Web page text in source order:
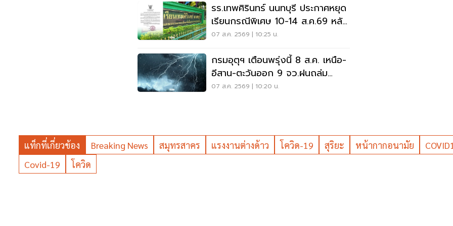
รร.เทพศิรินทร์ นนทบุรี ประกาศหยุด
เรียนกรณีพิเศษ 10-14 ส.ค.69 หลัง
เหตุกราดยิง
07 ส.ค. 2569 | 10:25 น.
กรมอุตุฯ เตือนพรุ่งนี้ 8 ส.ค. เหนือ-
อีสาน-ตะวันออก 9 จว.ฝนถล่ม
ระวังน้ำท่วมฉับพลัน
07 ส.ค. 2569 | 10:20 น.
แท็กที่เกี่ยวข้อง Breaking News สมุทรสาคร แรงงานต่างด้าว โควิด-19 สุริยะ หน้ากากอนามัย
Covid-19
โควิด